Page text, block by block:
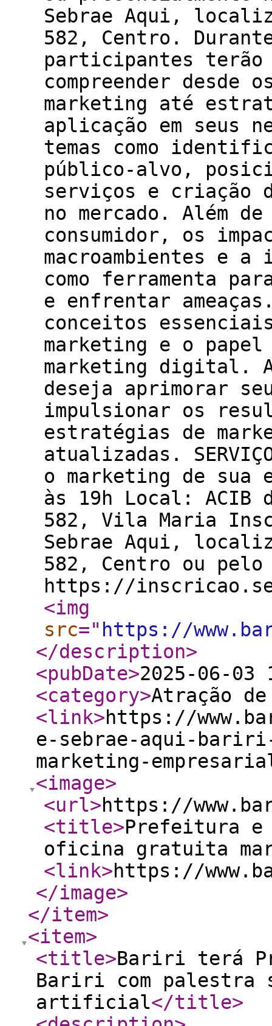
Sebrae Aqui,
582, Centro.
participantes terão
compreender desde
marketing até
aplicação em seus
temas como
público-alvo,
serviços e criação
no mercado. Além
consumidor, os
macroambientes e a
como ferramenta
e enfrentar
conceitos
marketing e o
marketing digital.
deseja aprimorar
impulsionar os
estratégias de
atualizadas.
o marketing de sua
às 19h Local: ACIB
582, Vila Maria
Sebrae Aqui,
582, Centro ou
https://
<img
src=" https://
</description>
<pubDate>2025-06-03
<category>Atração
<link>https://
e-sebrae-aqui-
marketing-
<image>
<url>https://
<title>Prefeitura e
oficina gratuita
<link>https://
</image>
</item>
<item>
<title>Bariri terá
Bariri com palestra
artificial</title>